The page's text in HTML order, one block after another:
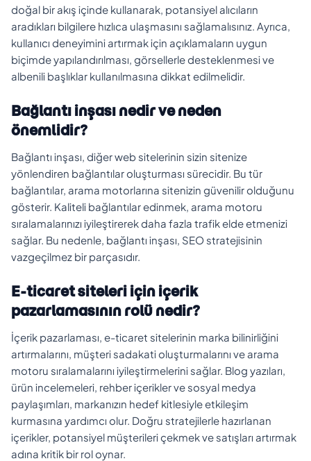
doğal bir akış içinde kullanarak, potansiyel alıcıların
aradıkları bilgilere hızlıca ulaşmasını sağlamalısınız. Ayrıca,
kullanıcı deneyimini artırmak için açıklamaların uygun
biçimde yapılandırılması, görsellerle desteklenmesi ve
albenili başlıklar kullanılmasına dikkat edilmelidir.
Bağlantı inşası nedir ve neden
önemlidir?
Bağlantı inşası, diğer web sitelerinin sizin sitenize
yönlendiren bağlantılar oluşturması sürecidir. Bu tür
bağlantılar, arama motorlarına sitenizin güvenilir olduğunu
gösterir. Kaliteli bağlantılar edinmek, arama motoru
sıralamalarınızı iyileştirerek daha fazla trafik elde etmenizi
sağlar. Bu nedenle, bağlantı inşası, SEO stratejisinin
vazgeçilmez bir parçasıdır.
E-ticaret siteleri için içerik
pazarlamasının rolü nedir?
İçerik pazarlaması, e-ticaret sitelerinin marka bilinirliğini
artırmalarını, müşteri sadakati oluşturmalarını ve arama
motoru sıralamalarını iyileştirmelerini sağlar. Blog yazıları,
ürün incelemeleri, rehber içerikler ve sosyal medya
paylaşımları, markanızın hedef kitlesiyle etkileşim
kurmasına yardımcı olur. Doğru stratejilerle hazırlanan
içerikler, potansiyel müşterileri çekmek ve satışları artırmak
adına kritik bir rol oynar.